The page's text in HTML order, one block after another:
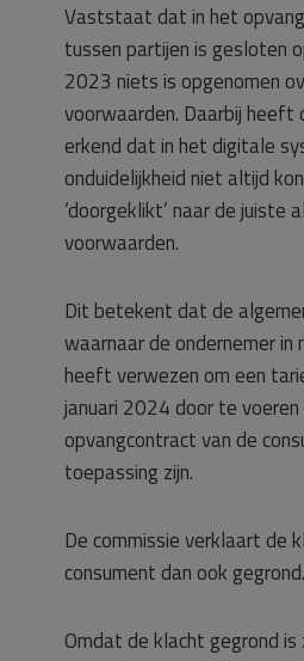
Vaststaat dat in het
tussen partijen is gesloten
2023 niets is opgenomen
voorwaarden. Daarbij heeft
erkend dat in het digitale
onduidelijkheid niet altijd
‘doorgeklikt’ naar de juiste
voorwaarden.
Dit betekent dat de
waarnaar de ondernemer in
heeft verwezen om een
januari 2024 door te
opvangcontract van de
toepassing zijn.
De commissie verklaart de
consument dan ook gegrond.
Omdat de klacht gegrond is